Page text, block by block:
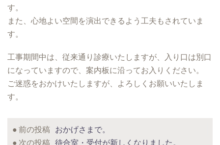
す。
また、心地よい空間を演出できるよう工夫もされていま
す。
工事期間中は、従来通り診療いたしますが、入り口は別口
になっていますので、案内板に沿ってお入りください。
ご迷惑をおかけいたしますが、よろしくお願いいたしま
す。
投
● 前の投稿 おかげさまで。
● 次の投稿 待合室・受付が新しくなりました。